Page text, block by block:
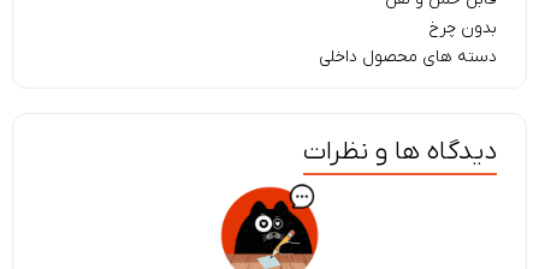
بدون چرخ
دسته های محصول داخلی
دیدگاه ها و نظرات